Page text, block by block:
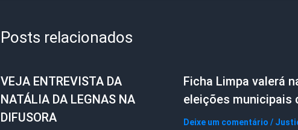
Posts relacionados
VEJA ENTREVISTA DA
NATÁLIA DA LEGNAS NA
DIFUSORA
Ficha Limpa valerá
eleições municipais
Deixe um comentário /